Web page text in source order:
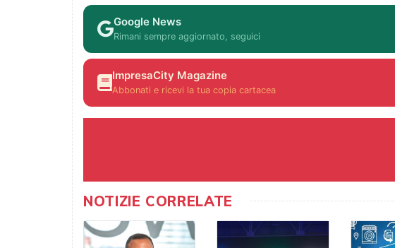
Google News
Rimani sempre aggiornato, seguici
ImpresaCity Magazine
Abbonati e ricevi la tua copia cartacea
NOTIZIE CORRELATE